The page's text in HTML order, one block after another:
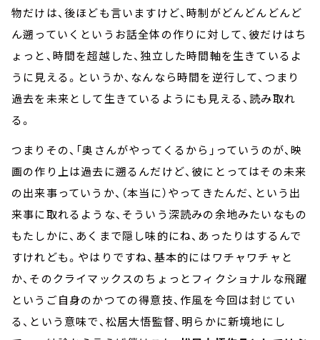
物だけは、後ほども言いますけど、時制がどんどんどんど
ん遡っていくというお話全体の作りに対して、彼だけはち
ょっと、時間を超越した、独立した時間軸を生きているよ
うに見える。というか、なんなら時間を逆行して、つまり
過去を未来として生きているようにも見える、読み取れ
る。
つまりその、「奥さんがやってくるから」っていうのが、映
画の作り上は過去に遡るんだけど、彼にとってはその未来
の出来事っていうか、（本当に）やってきたんだ、という出
来事に取れるような、そういう深読みの余地みたいなもの
もたしかに、あくまで隠し味的にね、あったりはするんで
すけれども。やはりですね、基本的にはワチャワチャと
か、そのクライマックスのちょっとフィクショナルな飛躍
というご自身のかつての得意技、作風を今回は封じてい
る、という意味で、松居大悟監督、明らかに新境地にし